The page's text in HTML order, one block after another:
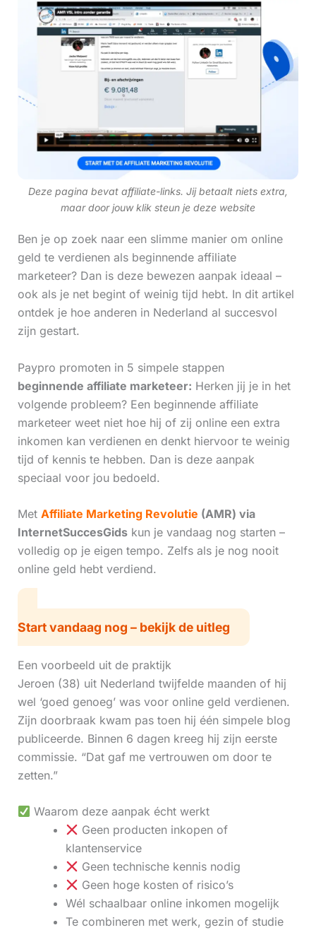
Deze pagina bevat affiliate-links. Jij betaalt niets extra,
maar door jouw klik steun je deze website
Ben je op zoek naar een slimme manier om online
geld te verdienen als beginnende affiliate
marketeer? Dan is deze bewezen aanpak ideaal –
ook als je net begint of weinig tijd hebt. In dit artikel
ontdek je hoe anderen in Nederland al succesvol
zijn gestart.
Paypro promoten in 5 simpele stappen
beginnende affiliate marketeer: Herken jij je in het
volgende probleem? Een beginnende affiliate
marketeer weet niet hoe hij of zij online een extra
inkomen kan verdienen en denkt hiervoor te weinig
tijd of kennis te hebben. Dan is deze aanpak
speciaal voor jou bedoeld.
Met Affiliate Marketing Revolutie (AMR) via
InternetSuccesGidskun je vandaag nog starten –
volledig op je eigen tempo. Zelfs als je nog nooit
online geld hebt verdiend.
Start vandaag nog – bekijk de uitleg
Een voorbeeld uit de praktijk
Jeroen (38) uit Nederland twijfelde maanden of hij
wel ‘goed genoeg’ was voor online geld verdienen.
Zijn doorbraak kwam pas toen hij één simpele blog
publiceerde. Binnen 6 dagen kreeg hij zijn eerste
commissie. “Dat gaf me vertrouwen om door te
zetten.”
Waarom deze aanpak écht werkt
Geen producten inkopen of
klantenservice
Geen technische kennis nodig
Geen hoge kosten of risico’s
Wél schaalbaar online inkomen mogelijk
Te combineren met werk, gezin of studie